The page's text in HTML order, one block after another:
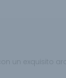
un exquisito